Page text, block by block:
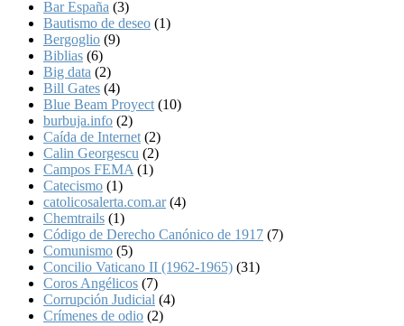
Bar España (3)
Bautismo de deseo (1)
Bergoglio (9)
Biblias (6)
Big data (2)
Bill Gates (4)
Blue Beam Proyect (10)
burbuja.info (2)
Caída de Internet (2)
Calin Georgescu (2)
Campos FEMA (1)
Catecismo (1)
catolicosalerta.com.ar(4)
Chemtrails (1)
Código de Derecho Canónico de 1917 (7)
Comunismo (5)
Concilio Vaticano II (1962-1965) (31)
Coros Angélicos (7)
Corrupción Judicial (4)
Crímenes de odio (2)